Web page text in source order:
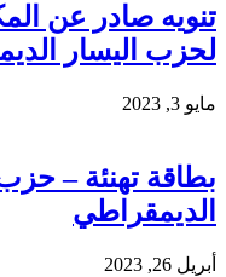
تنويه صادر عن
لحزب اليسار
مايو 3, 2023
بطاقة تهنئة – حزب
الديمقراطي
أبريل 26, 2023